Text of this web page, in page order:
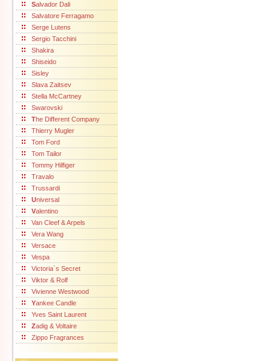
Salvador Dali
Salvatore Ferragamo
Serge Lutens
Sergio Tacchini
Shakira
Shiseido
Sisley
Slava Zaitsev
Stella McCartney
Swarovski
The Different Company
Thierry Mugler
Tom Ford
Tom Tailor
Tommy Hilfiger
Travalo
Trussardi
Universal
Valentino
Van Cleef & Arpels
Vera Wang
Versace
Vespa
Victoria´s Secret
Viktor & Rolf
Vivienne Westwood
Yankee Candle
Yves Saint Laurent
Zadig & Voltaire
Zippo Fragrances